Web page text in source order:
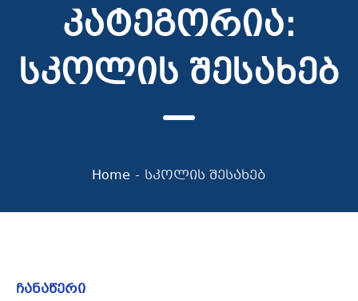
კატეგორია:
სკოლის შესახებ
Home - სკოლის შესახებ
ჩანაწერი